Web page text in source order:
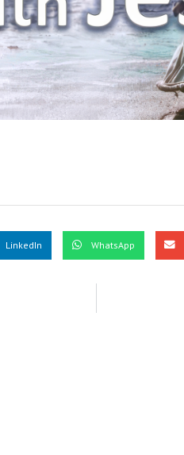
LinkedIn WhatsApp